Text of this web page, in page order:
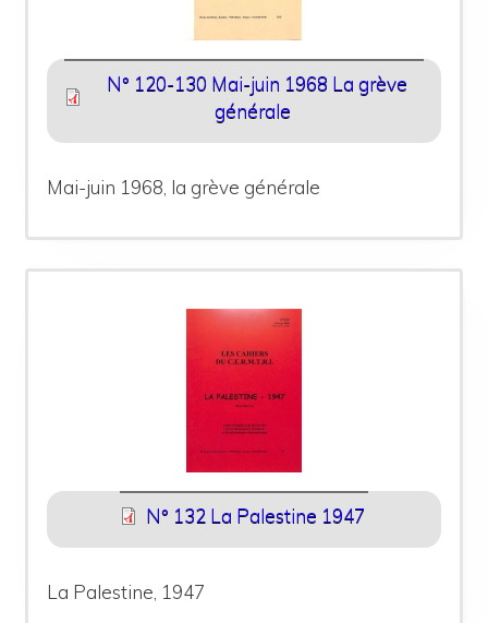
N° 120-130 Mai-juin 1968 La grève
générale
Mai-juin 1968, la grève générale
N° 132 La Palestine 1947
La Palestine, 1947